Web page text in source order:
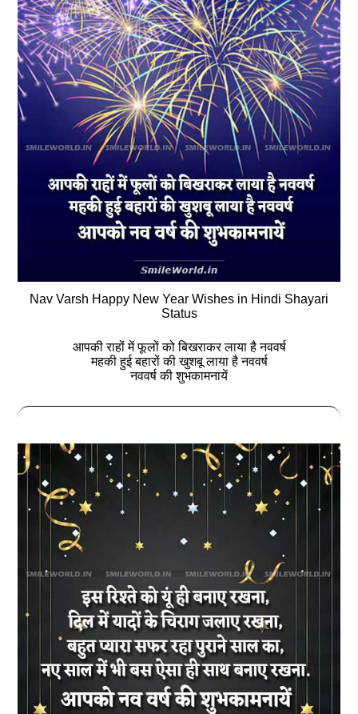
Nav Varsh Happy New Year Wishes in Hindi Shayari
Status
आपकी राहों में फूलों को बिखराकर लाया है नववर्ष
महकी हुई बहारों की खुशबू लाया है नववर्ष
नववर्ष की शुभकामनायें